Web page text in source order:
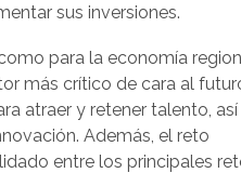
sus inversiones.
para la economía
más crítico de cara al
atraer y retener talento, así
Además, el reto
entre los principales